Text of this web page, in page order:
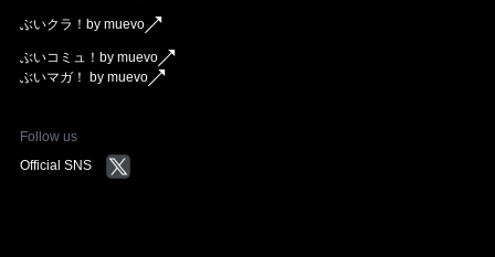
ぶいクラ！by muevo
ぶいコミュ！by muevo
ぶいマガ！ by muevo
Follow us
Official SNS